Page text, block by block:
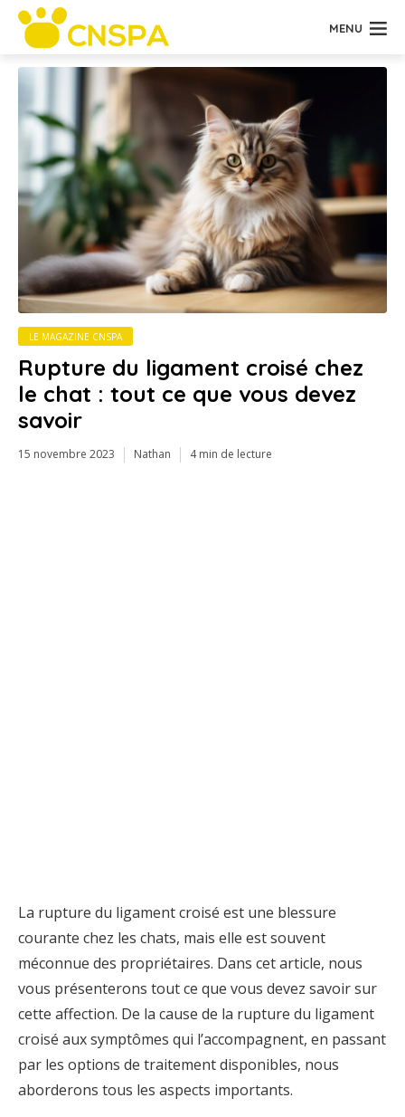
MENU
LE MAGAZINE CNSPA
Rupture du ligament croisé chez
le chat : tout ce que vous devez
savoir
15 novembre 2023 Nathan 4 min de lecture
La rupture du ligament croisé est une blessure
courante chez les chats, mais elle est souvent
méconnue des propriétaires. Dans cet article, nous
vous présenterons tout ce que vous devez savoir sur
cette affection. De la cause de la rupture du ligament
croisé aux symptômes qui l’accompagnent, en passant
par les options de traitement disponibles, nous
aborderons tous les aspects importants.